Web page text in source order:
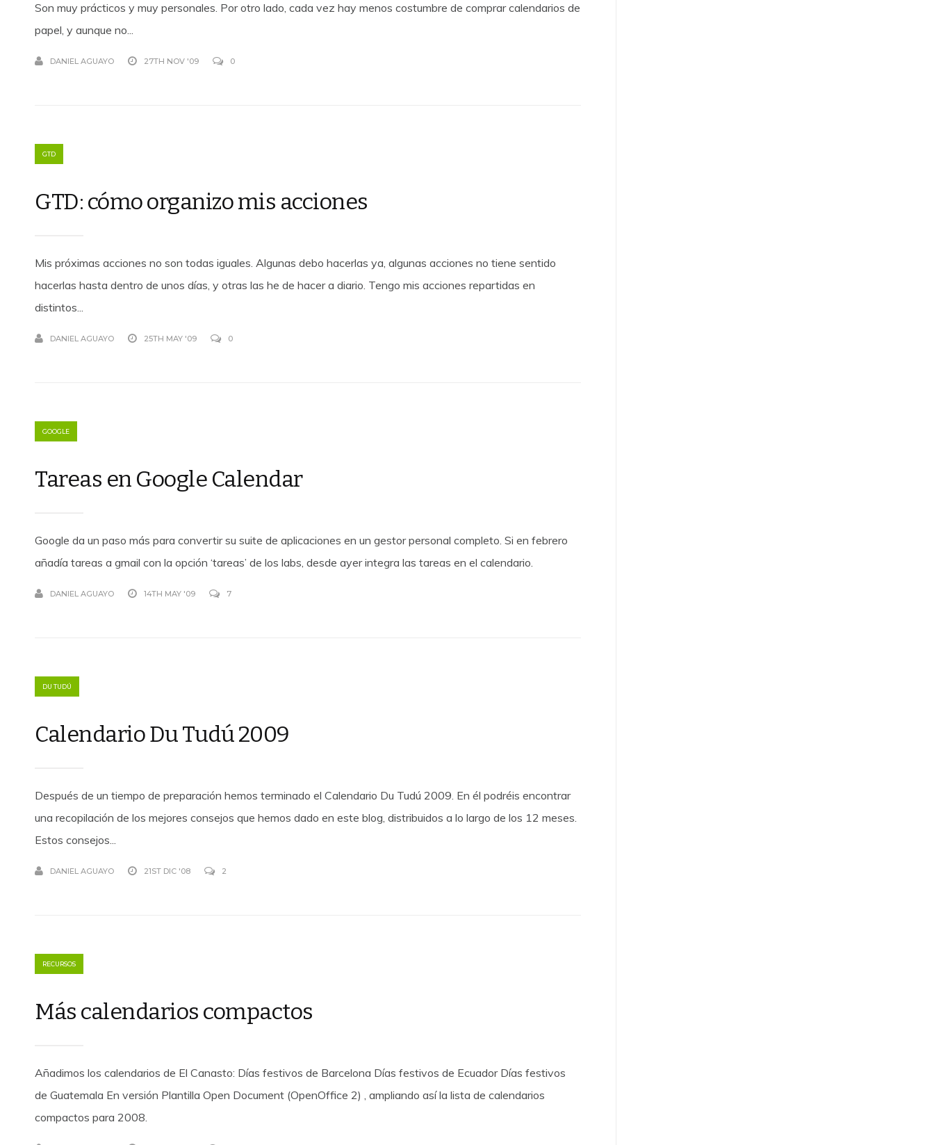
Son muy prácticos y muy personales. Por otro lado, cada vez hay menos costumbre de comprar calendarios de
papel, y aunque no...
DANIEL AGUAYO 27TH NOV '09 0
GTD
GTD: cómo organizo mis acciones
Mis próximas acciones no son todas iguales. Algunas debo hacerlas ya, algunas acciones no tiene sentido
hacerlas hasta dentro de unos días, y otras las he de hacer a diario. Tengo mis acciones repartidas en
distintos...
DANIEL AGUAYO 25TH MAY '09 0
GOOGLE
Tareas en Google Calendar
Google da un paso más para convertir su suite de aplicaciones en un gestor personal completo. Si en febrero
añadía tareas a gmail con la opción ‘tareas’ de los labs, desde ayer integra las tareas en el calendario.
DANIEL AGUAYO 14TH MAY '09 7
DU TUDÚ
Calendario Du Tudú 2009
Después de un tiempo de preparación hemos terminado el Calendario Du Tudú 2009. En él podréis encontrar
una recopilación de los mejores consejos que hemos dado en este blog, distribuidos a lo largo de los 12 meses.
Estos consejos...
DANIEL AGUAYO 21ST DIC '08 2
RECURSOS
Más calendarios compactos
Añadimos los calendarios de El Canasto: Días festivos de Barcelona Días festivos de Ecuador Días festivos
de Guatemala En versión Plantilla Open Document (OpenOffice 2) , ampliando así la lista de calendarios
compactos para 2008.